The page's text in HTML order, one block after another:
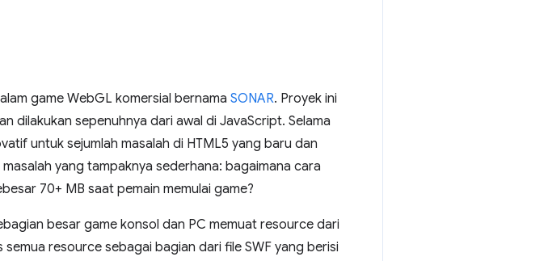
game WebGL komersial bernama SONAR. Proyek ini
dilakukan sepenuhnya dari awal di JavaScript. Selama
untuk sejumlah masalah di HTML5 yang baru dan
yang tampaknya sederhana: bagaimana cara
70+ MB saat pemain memulai game?
besar game konsol dan PC memuat resource dari
resource sebagai bagian dari file SWF yang berisi